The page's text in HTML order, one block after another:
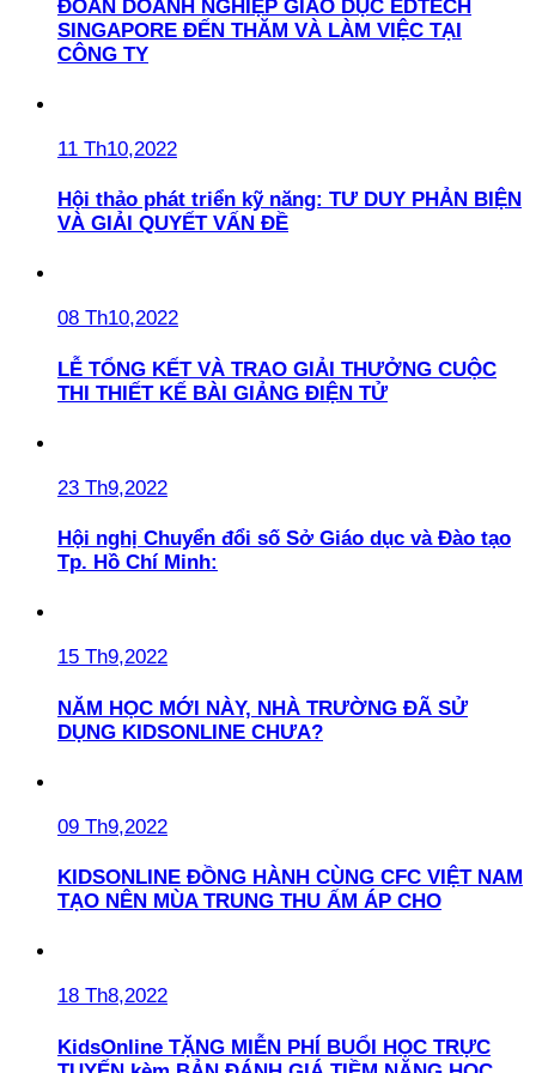
ĐOÀN DOANH NGHIỆP GIÁO DỤC EDTECH
SINGAPORE ĐẾN THĂM VÀ LÀM VIỆC TẠI
CÔNG TY
11 Th10,2022
Hội thảo phát triển kỹ năng: TƯ DUY PHẢN BIỆN
VÀ GIẢI QUYẾT VẤN ĐỀ
08 Th10,2022
LỄ TỔNG KẾT VÀ TRAO GIẢI THƯỞNG CUỘC
THI THIẾT KẾ BÀI GIẢNG ĐIỆN TỬ
23 Th9,2022
Hội nghị Chuyển đổi số Sở Giáo dục và Đào tạo
Tp. Hồ Chí Minh:
15 Th9,2022
NĂM HỌC MỚI NÀY, NHÀ TRƯỜNG ĐÃ SỬ
DỤNG KIDSONLINE CHƯA?
09 Th9,2022
KIDSONLINE ĐỒNG HÀNH CÙNG CFC VIỆT NAM
TẠO NÊN MÙA TRUNG THU ẤM ÁP CHO
18 Th8,2022
KidsOnline TẶNG MIỄN PHÍ BUỔI HỌC TRỰC